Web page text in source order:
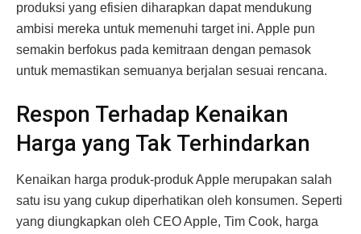
produksi yang efisien diharapkan dapat mendukung
ambisi mereka untuk memenuhi target ini. Apple pun
semakin berfokus pada kemitraan dengan pemasok
untuk memastikan semuanya berjalan sesuai rencana.
Respon Terhadap Kenaikan
Harga yang Tak Terhindarkan
Kenaikan harga produk-produk Apple merupakan salah
satu isu yang cukup diperhatikan oleh konsumen. Seperti
yang diungkapkan oleh CEO Apple, Tim Cook, harga